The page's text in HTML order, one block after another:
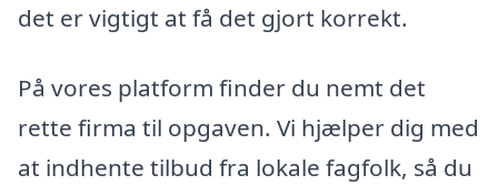
det er vigtigt at få det gjort korrekt.
På vores platform finder du nemt det
rette firma til opgaven. Vi hjælper dig med
at indhente tilbud fra lokale fagfolk, så du